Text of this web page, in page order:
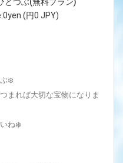
(円0 JPY)
❄️‎
まれば大切な宝物になりま
ね❄️